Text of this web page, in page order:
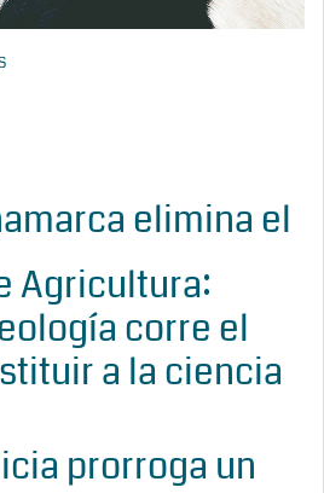
elimina el
Agricultura:
corre el
a la ciencia
prorroga un